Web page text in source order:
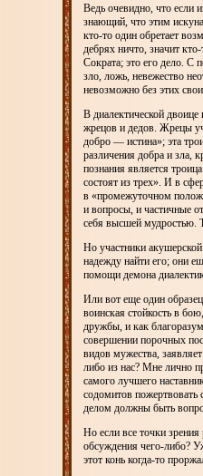
Ведь очевидно, что если
знающий, что этим
кто-то один обретает
дебрях ничто, значит
Сократа; это его дело. С
зло, ложь, невежество
невозможно без этих
В диалектической
жрецов и дедов. Жрецы
добро — истина»; эта
различения добра и зла,
познания является
состоят из трех». И в
в «промежуточном
и вопросы, и частичные
себя высшей мудростью.
Но участники
надежду найти его; они
помощи демона
Или вот еще один
воинская стойкость в
дружбы, и как
совершении порочных
видов мужества,
либо из нас? Мне лично
самого лучшего
содомитов
делом должны быть
Но если все точки
обсуждения чего-либо?
этот конь когда-то